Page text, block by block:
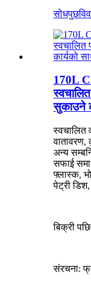
सोधपुछ
170L
सुकाउने
स्वचालित
वातावरण,
अन्य
सफाई
फ्लास्क,
पेट्री
बिक्री
संरचना: